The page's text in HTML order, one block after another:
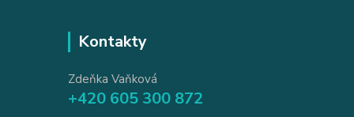
Kontakty
Zdeňka Vaňková
+420 605 300 872